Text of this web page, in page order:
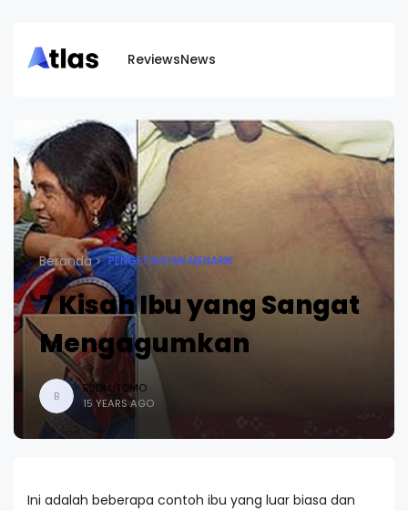
ReviewsNews
Beranda PENGETAHUAN MENARIK
7 Kisah Ibu yang Sangat
Mengagumkan
B
BUDI UTOMO
15 YEARS AGO
Ini adalah beberapa contoh ibu yang luar biasa dan